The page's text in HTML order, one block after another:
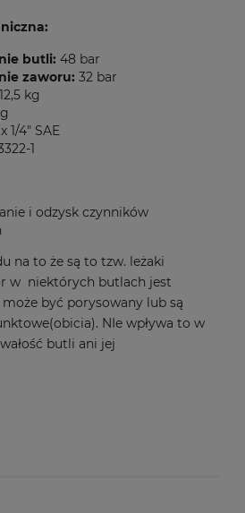
butli: 48 bar
zaworu: 32 bar
12,5 kg
1/4" SAE
1
i odzysk czynników
na to że są to tzw. leżaki
w niektórych butlach jest
być porysowany lub są
NIe wpływa to w
butli ani jej